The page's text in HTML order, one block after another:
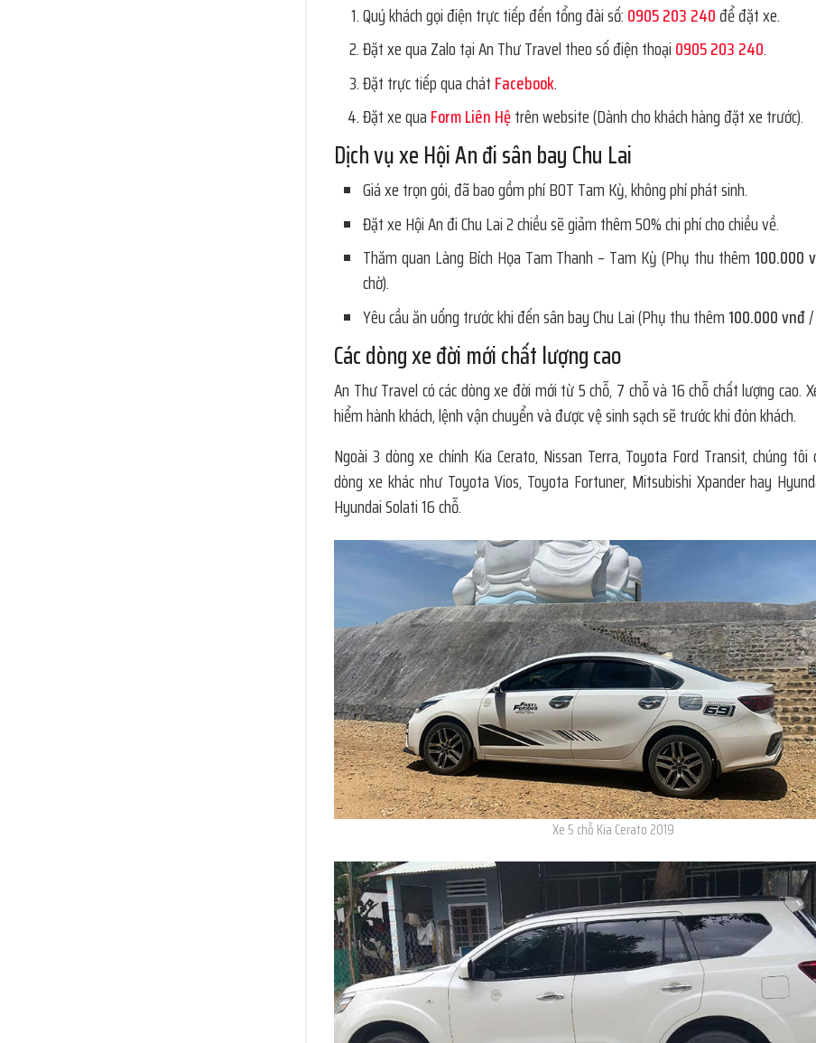
Quý khách gọi điện trực tiếp đến tổng đài số: 0905 203 240 để đặt xe.
Đặt xe qua Zalo tại An Thư Travel theo số điện thoại 0905 203 240.
Đặt trực tiếp qua chát Facebook.
Đặt xe qua Form Liên Hệtrên website (Dành cho khách hàng đặt xe trước).
Dịch vụ xe Hội An đi sân bay Chu Lai
Giá xe trọn gói, đã bao gồm phí BOT Tam Kỳ, không phí phát sinh.
Đặt xe Hội An đi Chu Lai 2 chiều sẽ giảm thêm 50% chi phí cho chiều về.
Thăm quan Làng Bích Họa Tam Thanh – Tam Kỳ (Phụ thu thêm 100.000
chờ).
Yêu cầu ăn uống trước khi đến sân bay Chu Lai (Phụ thu thêm 100.000 vnđ/
Các dòng xe đời mới chất lượng cao
An Thư Travel có các dòng xe đời mới từ 5 chỗ, 7 chỗ và 16 chỗ chất lượng cao.
hiểm hành khách, lệnh vận chuyển và được vệ sinh sạch sẽ trước khi đón khách.
Ngoài 3 dòng xe chính Kia Cerato, Nissan Terra, Toyota Ford Transit, chúng tôi
dòng xe khác như Toyota Vios, Toyota Fortuner, Mitsubishi Xpander hay
Hyundai Solati 16 chỗ.
Xe 5 chỗ Kia Cerato 2019